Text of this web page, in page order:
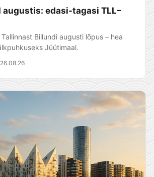
augustis: edasi-tagasi TLL–
Billundi augusti lõpus – hea
Jüütimaal.